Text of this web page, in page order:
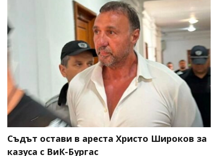
Съдът остави в ареста Христо Широков за
казуса с ВиК-Бургас